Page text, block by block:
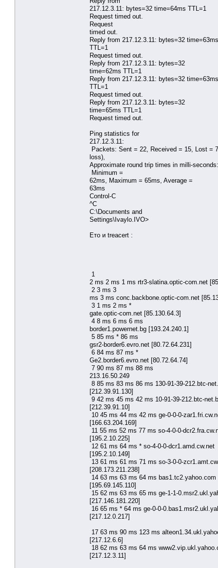
217.12.3.11: bytes=32 time=64ms TTL=1
Request timed out.
Request
timed out.
Reply from 217.12.3.11: bytes=32 time=63ms
TTL=1
Request timed out.
Reply from 217.12.3.11: bytes=32
time=62ms TTL=1
Reply from 217.12.3.11: bytes=32 time=63ms
TTL=1
Request timed out.
Reply from 217.12.3.11: bytes=32
time=65ms TTL=1
Request timed out.
Ping statistics for
217.12.3.11:
Packets: Sent = 22, Received = 15, Lost =
loss),
Approximate round trip times in milli-seconds:
Minimum =
62ms, Maximum = 65ms, Average =
63ms
Control-C
^C
C:\Documents and
Settings\Ivaylo.IVO>
Ето и treacert :
1
2 ms 2 ms 1 ms rtr3-slatina.optic-com.net
2 3 ms 3
ms 3 ms conc.backbone.optic-com.net
3 1 ms 2 ms *
gate.optic-com.net [85.130.64.3]
4 8 ms 6 ms 6 ms
border1.powernet.bg [193.24.240.1]
5 85 ms * 86 ms
gsr2-border6.evro.net [80.72.64.231]
6 84 ms 87 ms *
Ge2.border6.evro.net [80.72.64.74]
7 90 ms 87 ms 88 ms
213.16.50.249
8 85 ms 83 ms 86 ms 130-91-39-212.btc-
[212.39.91.130]
9 42 ms 45 ms 42 ms 10-91-39-212.btc-
[212.39.91.10]
10 45 ms 44 ms 42 ms ge-0-0-0-
[166.63.204.169]
11 55 ms 52 ms 77 ms so-4-0-0-
[195.2.10.225]
12 61 ms 64 ms * so-4-0-0-dcr1.amd.cw.net
[195.2.10.149]
13 61 ms 61 ms 71 ms so-3-0-0-
[208.173.211.238]
14 63 ms 63 ms 64 ms bas1.tc2.yahoo.com
[195.69.145.110]
15 62 ms 63 ms 65 ms ge-1-1-
[217.146.181.220]
16 65 ms * 64 ms ge-0-0-
[217.12.0.217]
17 63 ms 90 ms 123 ms
[217.12.6.6]
18 62 ms 63 ms 64 ms
[217.12.3.11]